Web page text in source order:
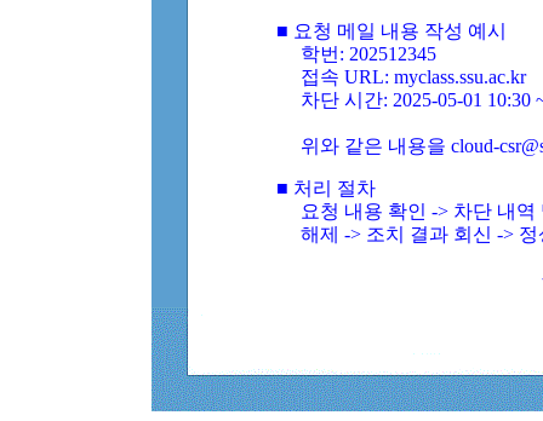
■ 요청 메일 내용 작성 예시
학번: 202512345
접속 URL: myclass.ssu.ac.kr
차단 시간: 2025-05-01 10:30
위와 같은 내용을 cloud-
■ 처리 절차
요청 내용 확인 -> 차단 내
해제 -> 조치 결과 회신 ->